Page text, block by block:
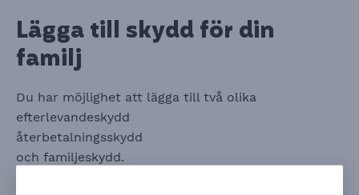
Lägga till skydd för din
familj
Du har möjlighet att lägga till två olika
efterlevandeskydd
återbetalningsskydd
och familjeskydd.